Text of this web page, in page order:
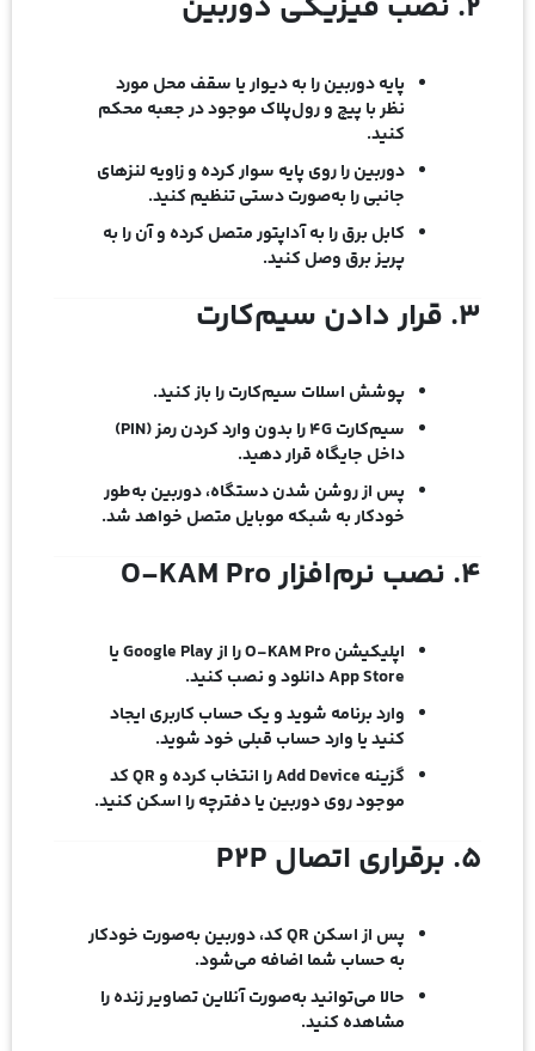
پایه دوربین را به دیوار یا سقف محل مورد
نظر با پیچ و رول‌پلاک موجود در جعبه محکم
کنید.
دوربین را روی پایه سوار کرده و زاویه لنزهای
جانبی را به‌صورت دستی تنظیم کنید.
کابل برق را به آداپتور متصل کرده و آن را به
پریز برق وصل کنید.
۳. قرار دادن سیم‌کارت
پوشش اسلات سیم‌کارت را باز کنید.
سیم‌کارت 4G را بدون وارد کردن رمز (PIN)
داخل جایگاه قرار دهید.
پس از روشن شدن دستگاه، دوربین به‌طور
خودکار به شبکه موبایل متصل خواهد شد.
۴. نصب نرم‌افزار O-KAM Pro
اپلیکیشنO-KAM Pro
را از Google Play یا
App Store دانلود و نصب کنید.
وارد برنامه شوید و یک حساب کاربری ایجاد
کنید یا وارد حساب قبلی خود شوید.
گزینه Add Device
را انتخاب کرده و QR کد
موجود روی دوربین یا دفترچه را اسکن کنید.
۵. برقراری اتصال P2P
پس از اسکن QR کد، دوربین به‌صورت خودکار
به حساب شما اضافه می‌شود.
حالا می‌توانید به‌صورت آنلاین تصاویر زنده را
مشاهده کنید.